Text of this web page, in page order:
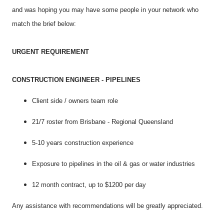
and was hoping you may have some people in your network who
match the brief below:
URGENT REQUIREMENT
CONSTRUCTION ENGINEER - PIPELINES
Client side / owners team role
21/7 roster from Brisbane - Regional Queensland
5-10 years construction experience
Exposure to pipelines in the oil & gas or water industries
12 month contract, up to $1200 per day
Any assistance with recommendations will be greatly appreciated.